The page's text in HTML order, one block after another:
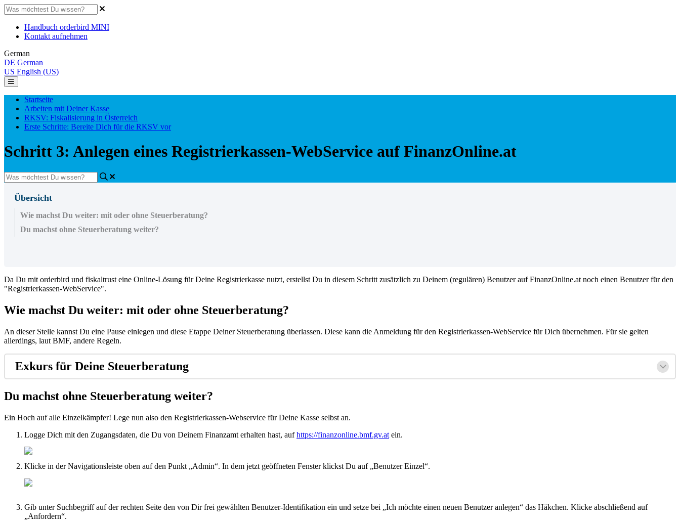
Handbuch orderbird MINI
Kontakt aufnehmen
German
DE German
US English (US)
Startseite
Arbeiten mit Deiner Kasse
RKSV: Fiskalisierung in Österreich
Erste Schritte: Bereite Dich für die RKSV vor
Schritt 3: Anlegen eines Registrierkassen-WebService auf FinanzOnline.at
Übersicht
Wie machst Du weiter: mit oder ohne Steuerberatung?
Du machst ohne Steuerberatung weiter?
Da Du mit orderbird und fiskaltrust eine Online-Lösung für Deine Registrierkasse nutzt, erstellst Du in diesem Schritt zusätzlich zu Deinem (regulären) Benutzer auf FinanzOnline.at noch einen Benutzer für den
"Registrierkassen-WebService".
Wie machst Du weiter: mit oder ohne Steuerberatung?
An dieser Stelle kannst Du eine Pause einlegen und diese Etappe Deiner Steuerberatung überlassen. Diese kann die Anmeldung für den Registrierkassen-WebService für Dich übernehmen. Für sie gelten
allerdings, laut BMF, andere Regeln.
Exkurs für Deine Steuerberatung
Du machst ohne Steuerberatung weiter?
Ein Hoch auf alle Einzelkämpfer! Lege nun also den Registrierkassen-Webservice für Deine Kasse selbst an.
Logge Dich mit den Zugangsdaten, die Du von Deinem Finanzamt erhalten hast, aufhttps://finanzonline.bmf.gv.at ein.
Klicke in der Navigationsleiste oben auf den Punkt „Admin“. In dem jetzt geöffneten Fenster klickst Du auf „Benutzer Einzel“.
Gib unter Suchbegriff auf der rechten Seite den von Dir frei gewählten Benutzer-Identifikation ein und setze bei „Ich möchte einen neuen Benutzer anlegen“ das Häkchen. Klicke abschließend auf
„Anfordern“.